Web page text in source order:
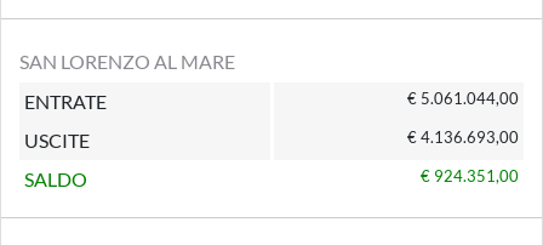
SAN LORENZO AL MARE
ENTRATE
€ 5.061.044,00
USCITE € 4.136.693,00
SALDO € 924.351,00